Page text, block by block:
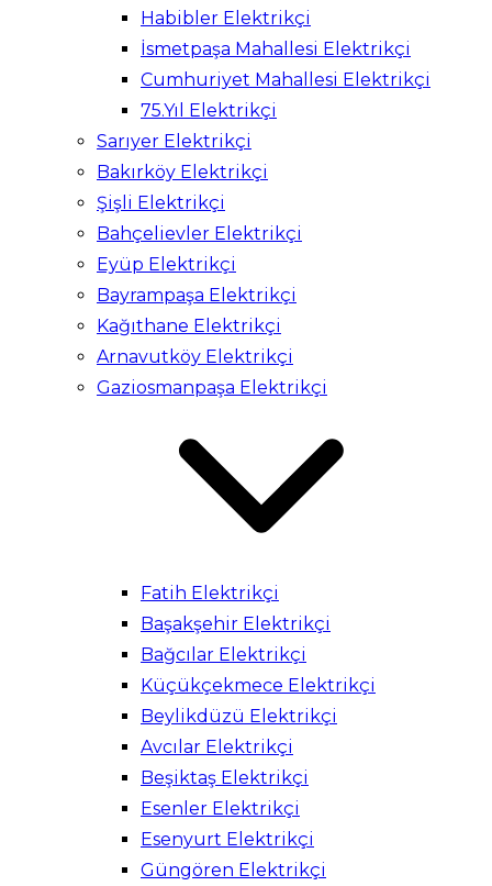
Habibler Elektrikçi
İsmetpaşa Mahallesi Elektrikçi
Cumhuriyet Mahallesi Elektrikçi
75.Yıl Elektrikçi
Sarıyer Elektrikçi
Bakırköy Elektrikçi
Şişli Elektrikçi
Bahçelievler Elektrikçi
Eyüp Elektrikçi
Bayrampaşa Elektrikçi
Kağıthane Elektrikçi
Arnavutköy Elektrikçi
Gaziosmanpaşa Elektrikçi
Fatih Elektrikçi
Başakşehir Elektrikçi
Bağcılar Elektrikçi
Küçükçekmece Elektrikçi
Beylikdüzü Elektrikçi
Avcılar Elektrikçi
Beşiktaş Elektrikçi
Esenler Elektrikçi
Esenyurt Elektrikçi
Güngören Elektrikçi